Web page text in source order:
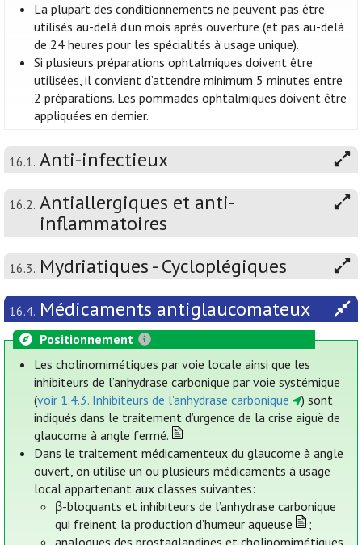
La plupart des conditionnements ne peuvent pas être
utilisés au-delà d'un mois après ouverture (et pas au-delà
de 24 heures pour les spécialités à usage unique).
Si plusieurs préparations ophtalmiques doivent être
utilisées, il convient d’attendre minimum 5 minutes entre
2 préparations. Les pommades ophtalmiques doivent être
appliquées en dernier.
16.1. Anti-infectieux
16.2. Antiallergiques et anti-
inflammatoires
16.3. Mydriatiques - Cycloplégiques
16.4. Médicaments antiglaucomateux
Positionnement
Les cholinomimétiques par voie locale ainsi que les
inhibiteurs de l’anhydrase carbonique par voie systémique
(voir 1.4.3. Inhibiteurs de l'anhydrase carbonique
) sont
indiqués dans le traitement d’urgence de la crise aiguë de
glaucome à angle fermé.
Dans le traitement médicamenteux du glaucome à angle
ouvert, on utilise un ou plusieurs médicaments à usage
local appartenant aux classes suivantes:
β-bloquants et inhibiteurs de l’anhydrase carbonique
qui freinent la production d’humeur aqueuse
;